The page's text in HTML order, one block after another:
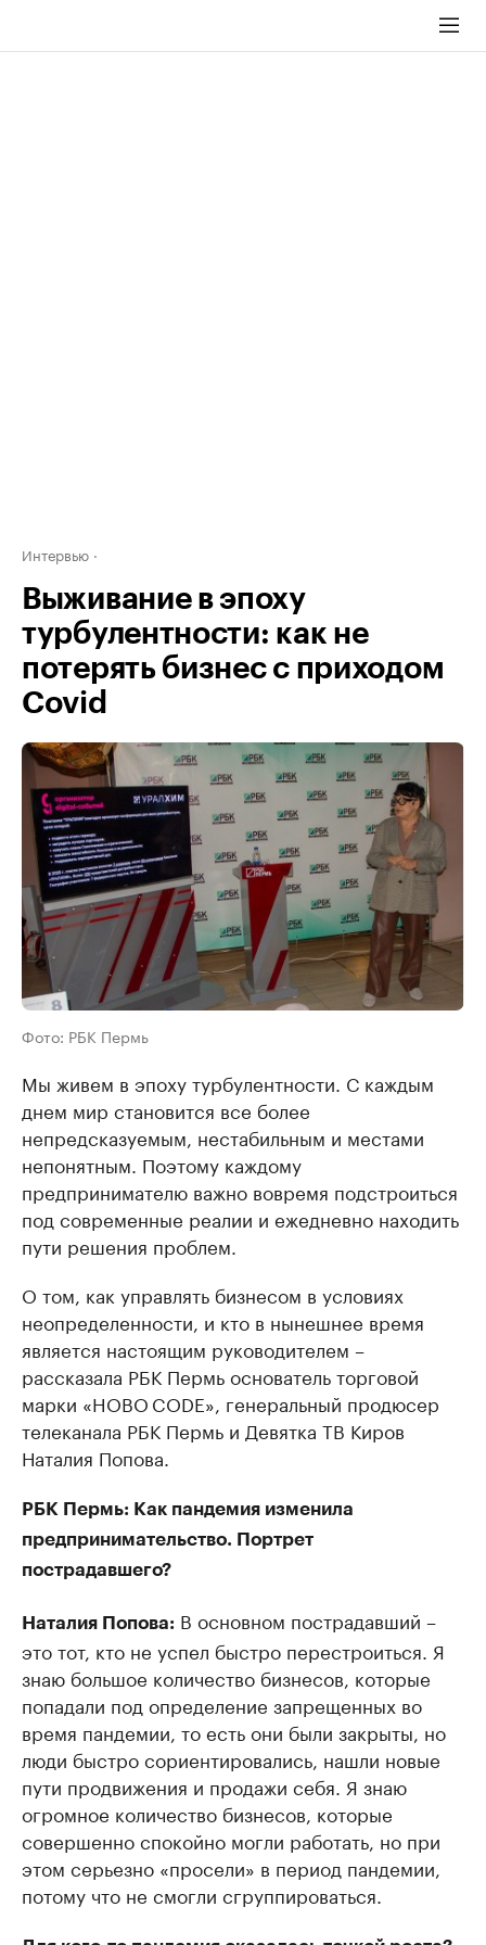
Интервью
Выживание в эпоху
турбулентности: как не
потерять бизнес с приходом
Covid
Фото: РБК Пермь
Мы живем в эпоху турбулентности. С каждым
днем мир становится все более
непредсказуемым, нестабильным и местами
непонятным. Поэтому каждому
предпринимателю важно вовремя подстроиться
под современные реалии и ежедневно находить
пути решения проблем.
О том, как управлять бизнесом в условиях
неопределенности, и кто в нынешнее время
является настоящим руководителем –
рассказала РБК Пермь основатель торговой
марки «HOBO CODE», генеральный продюсер
телеканала РБК Пермь и Девятка ТВ Киров
Наталия Попова.
РБК Пермь: Как пандемия изменила
предпринимательство. Портрет
пострадавшего?
Наталия Попова: В основном пострадавший –
это тот, кто не успел быстро перестроиться. Я
знаю большое количество бизнесов, которые
попадали под определение запрещенных во
время пандемии, то есть они были закрыты, но
люди быстро сориентировались, нашли новые
пути продвижения и продажи себя. Я знаю
огромное количество бизнесов, которые
совершенно спокойно могли работать, но при
этом серьезно «просели» в период пандемии,
потому что не смогли сгруппироваться.